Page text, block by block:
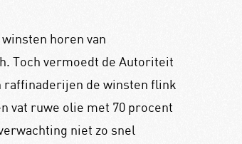
horen van
Toch vermoedt de Autoriteit
raffinaderijen de winsten flink
vat ruwe olie met 70 procent
niet zo snel